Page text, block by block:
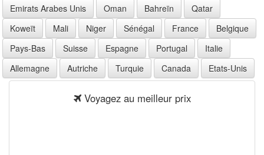
Emirats Arabes Unis
Oman Bahreïn
Qatar
Koweït
Mali Niger Sénégal France
Belgique
Pays-Bas
Suisse Espagne Portugal
Italie
Allemagne
Autriche Turquie Canada Etats-Unis
Voyagez au meilleur prix